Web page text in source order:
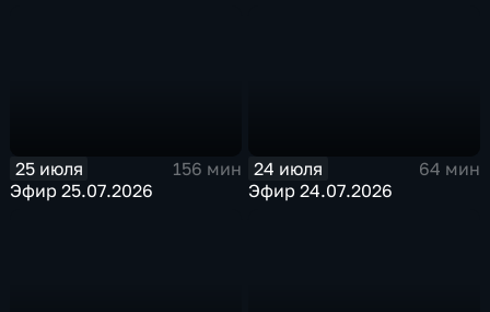
25 июля
156 мин
Эфир 25.07.2026
24 июля
64 мин
Эфир 24.07.2026